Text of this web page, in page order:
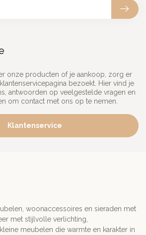
onze producten of je aankoop, zorg er
bezoekt. Hier vind je
antwoorden op veelgestelde vragen en
om contact met ons op te nemen.
Klantenservice
woonaccessoires en sieraden met
met stijlvolle verlichting,
meubelen die warmte en karakter in